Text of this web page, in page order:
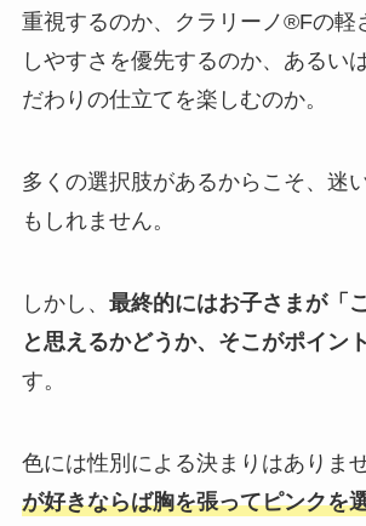
重視するのか、クラリーノ®Fの軽
しやすさを優先するのか、あるい
だわりの仕立てを楽しむのか。
多くの選択肢があるからこそ、迷
もしれません。
しかし、 最終的にはお子さまが「
と思えるかどうか、そこがポイン
す。
色には性別による決まりはありませ
が好きならば胸を張ってピンクを